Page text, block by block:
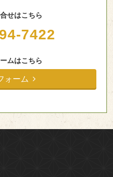
せはこちら
7422
ムはこちら
ォーム